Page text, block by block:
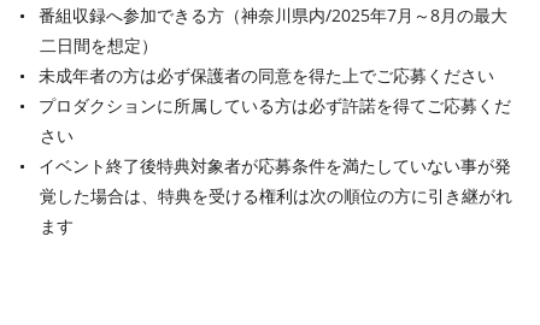
番組収録へ参加できる方（神奈川県内/2025年7月～8月の最大
二日間を想定）
未成年者の方は必ず保護者の同意を得た上でご応募ください
プロダクションに所属している方は必ず許諾を得てご応募くだ
さい
イベント終了後特典対象者が応募条件を満たしていない事が発
覚した場合は、特典を受ける権利は次の順位の方に引き継がれ
ます